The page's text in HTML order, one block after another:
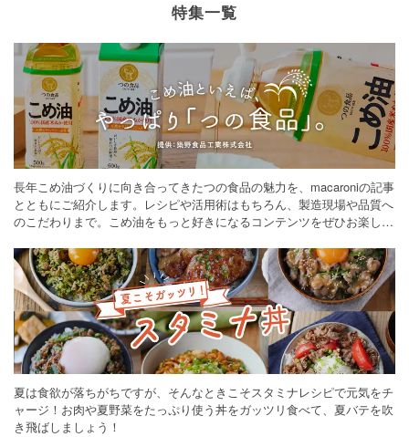
特集一覧
長年こめ油づくりに向き合ってきたつの食品の魅力を、macaroniの記事
とともにご紹介します。レシピや活用術はもちろん、製造現場や品質へ
のこだわりまで。こめ油をもっと好きになるコンテンツをぜひお楽しみ
夏は食欲が落ちがちですが、そんなときこそスタミナレシピで元気をチ
ャージ！お肉や夏野菜をたっぷり使う丼をガッツリ食べて、夏バテを吹
き飛ばしましょう！